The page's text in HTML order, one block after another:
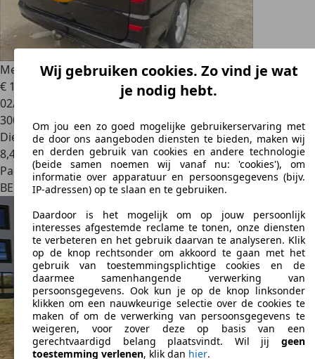
Mercedes-Benz VianoViano 3.0 CDI V6 Avantgarde
€ 12.000
02/2014
300.000 km
Diesel
8,4 l/100 km (comb.)
Particulier
BE 1450Chastre
Wij gebruiken cookies. Zo vind je wat
je nodig hebt.
Om jou een zo goed mogelijke gebruikerservaring met
de door ons aangeboden diensten te bieden, maken wij
en derden gebruik van cookies en andere technologie
(beide samen noemen wij vanaf nu: 'cookies'), om
informatie over apparatuur en persoonsgegevens (bijv.
IP-adressen) op te slaan en te gebruiken.
Daardoor is het mogelijk om op jouw persoonlijk
interesses afgestemde reclame te tonen, onze diensten
te verbeteren en het gebruik daarvan te analyseren. Klik
op de knop rechtsonder om akkoord te gaan met het
gebruik van toestemmingsplichtige cookies en de
daarmee samenhangende verwerking van
persoonsgegevens. Ook kun je op de knop linksonder
klikken om een nauwkeurige selectie over de cookies te
maken of om de verwerking van persoonsgegevens te
weigeren, voor zover deze op basis van een
gerechtvaardigd belang plaatsvindt. Wil jij geen
toestemming verlenen, klik dan hier.